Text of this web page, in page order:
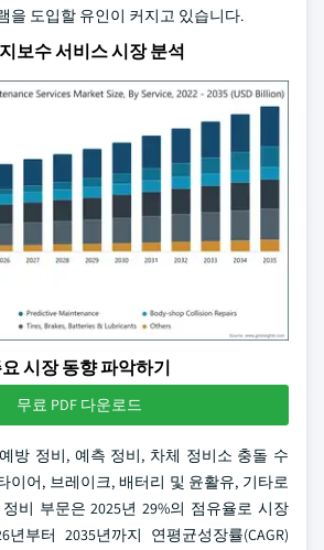
을 도입할 유인이 커지고 있습니다.
보수 서비스 시장 분석
시장 동향 파악하기
무료 PDF 다운로드
방 정비, 예측 정비, 차체 정비소 충돌 수
이어, 브레이크, 배터리 및 윤활유, 기타로
비 부문은 2025년 29%의 점유율로 시장
부터 2035년까지 연평균성장률(CAGR)